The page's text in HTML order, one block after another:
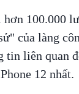
100.000
của làng
tin liên quan
12 nhất.